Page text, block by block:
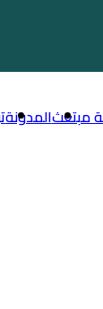
مبتعثالمدونة